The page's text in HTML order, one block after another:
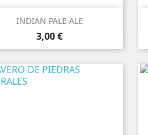
INDIAN PALE ALE
Precio
3,00 €
 Vista rápida